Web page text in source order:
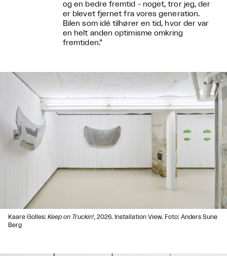
og en bedre fremtid - noget, tror jeg, der
er blevet fjernet fra vores generation.
Bilen som idé tilhører en tid, hvor der var
en helt anden optimisme omkring
fremtiden.”
Kaare Golles: Keep on Truckin', 2026. Installation View. Foto: Anders Sune
Berg